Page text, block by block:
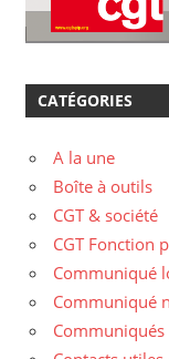
CATÉGORIES
A la une
Boîte à outils
CGT & société
CGT Fonction
Communiqué
Communiqué